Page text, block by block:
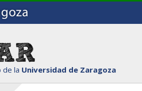
de la Universidad de Zaragoza